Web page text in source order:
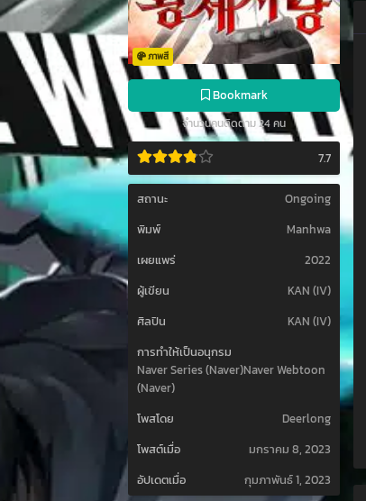
ภาพสี
Bookmark
จำนวนคนติดตาม 24 คน
7.7
สถานะ
Ongoing
พิมพ์
Manhwa
เผยแพร่
2022
ผู้เขียน
KAN (IV)
ศิลปิน
KAN (IV)
การทำให้เป็นอนุกรม
Naver Series (Naver)Naver Webtoon
(Naver)
โพสโดย
Deerlong
โพสต์เมื่อ
มกราคม 8, 2023
อัปเดตเมื่อ
กุมภาพันธ์ 1, 2023